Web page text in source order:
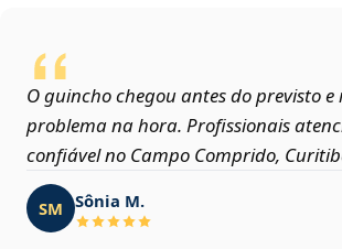
O guincho chegou antes do previsto e
problema na hora. Profissionais
confiável no Campo Comprido,
SM Sônia M.